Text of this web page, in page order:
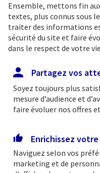
L'OFFRE
Une solution
situation
Retrouvez tous les
bancaires à votre
au quotidien et
Ensemble, mettons fin
textes, plus connus sous
traiter des informations
sécurité du site et faire
dans le respect de votre
Partagez vos
Soyez toujours plus
mesure d’audience et
faire évoluer nos offres
Enrichissez
Naviguez selon vos
marketing et de